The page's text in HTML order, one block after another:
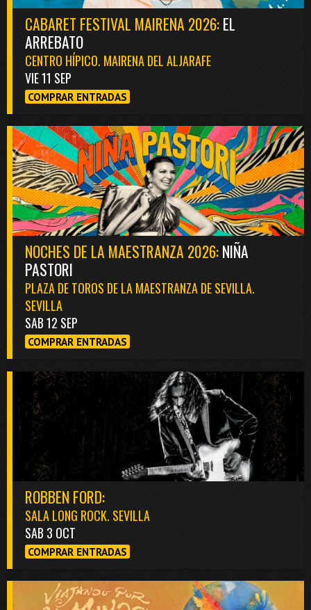
CABARET FESTIVAL MAIRENA 2026:EL
ARREBATO
CENTRO HÍPICO. MAIRENA DEL ALJARAFE
VIE 11 SEP
COMPRAR ENTRADAS
NOCHES DE LA MAESTRANZA 2026:NIÑA
PASTORI
PLAZA DE TOROS DE LA MAESTRANZA DE SEVILLA.
SEVILLA
SAB 12 SEP
COMPRAR ENTRADAS
ROBBEN FORD:
SALA LONG ROCK. SEVILLA
SAB 3 OCT
COMPRAR ENTRADAS